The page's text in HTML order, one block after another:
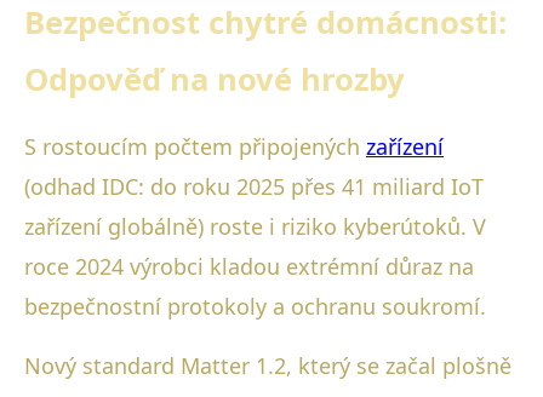
Bezpečnost chytré domácnosti:
Odpověď na nové hrozby
S rostoucím počtem připojených zařízení
(odhad IDC: do roku 2025 přes 41 miliard IoT
zařízení globálně) roste i riziko kyberútoků. V
roce 2024 výrobci kladou extrémní důraz na
bezpečnostní protokoly a ochranu soukromí.
Nový standard Matter 1.2, který se začal plošně